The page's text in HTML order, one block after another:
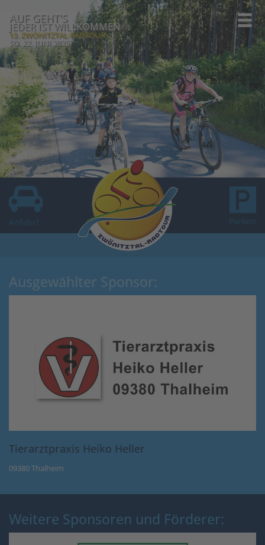
AUF GEHT'S
JEDER IST WILLKOMMEN
13. ZWÖNITZTAL-RADTOUR
SO, 22. JUNI 2025
Anfahrt Parken
Ausgewählter Sponsor:
Tierarztpraxis Heiko Heller
09380 Thalheim
Weitere Sponsoren und Förderer: